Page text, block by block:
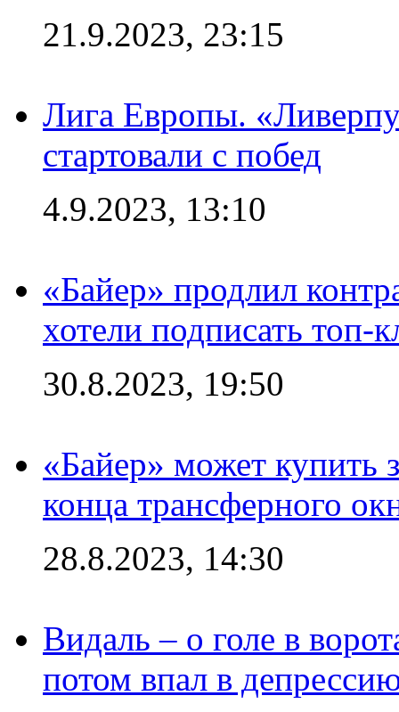
21.9.2023, 23:15
Лига Европы.
стартовали с побед
4.9.2023, 13:10
«Байер» продлил
хотели подписать
30.8.2023, 19:50
«Байер» может купить
конца трансферного
28.8.2023, 14:30
Видаль – о голе в
потом впал в